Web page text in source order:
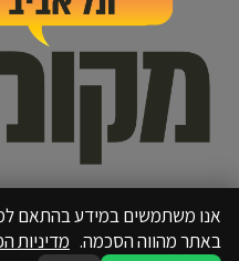
אנו משתמשים במידע בהתאם
באתר מהווה הסכמה. מדיניות